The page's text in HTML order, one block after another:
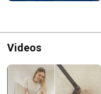
Videos